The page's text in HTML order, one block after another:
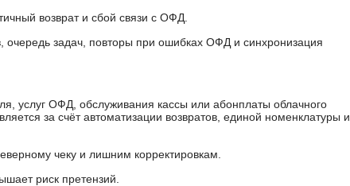
возврат и сбой связи с ОФД.
очередь задач, повторы при ошибках ОФД и синхронизация
услуг ОФД, обслуживания кассы или абонплаты облачного
за счёт автоматизации возвратов, единой номенклатуры и
чеку и лишним корректировкам.
риск претензий.